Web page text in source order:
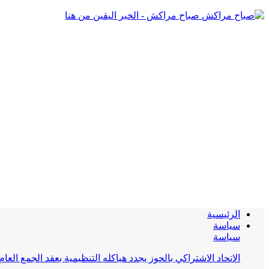
صباح مراكش - الخبر اليقين من هنا
الرئيسية
سياسة
سياسة
الاتحاد الاشتراكي بالحوز يجدد هياكله التنظيمية بعقد الجمع